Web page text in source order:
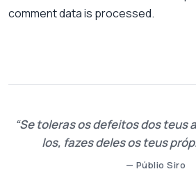
comment data is processed.
Se toleras os defeitos dos teus
los, fazes deles os teus
— Públio Siro